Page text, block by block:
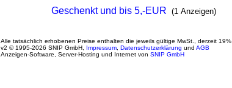
Geschenkt und bis 5,-EUR (1 Anzeigen)
Alle tatsächlich erhobenen Preise enthalten die jeweils gültige MwSt., derzeit 19%.
v2 © 1995-2026 SNIP GmbH, Impressum Datenschutzerklärung und AGB
Anzeigen-Software, Server-Hosting und Internet von SNIP GmbH